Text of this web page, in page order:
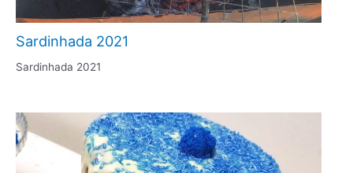
Sardinhada 2021
Sardinhada 2021